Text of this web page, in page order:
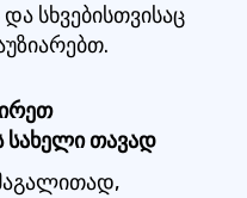
სხვებისთვისაც
სახელი თავად